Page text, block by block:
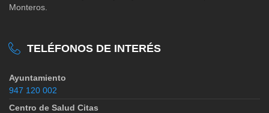
Monteros.
TELÉFONOS DE INTERÉS
Ayuntamiento
947 120 002
Centro de Salud Citas